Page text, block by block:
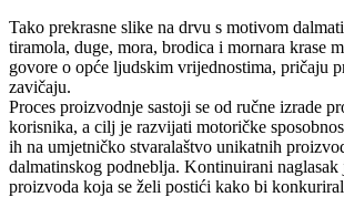
Tako prekrasne slike na drvu s motivom
tiramola, duge, mora, brodica i mornara krase
govore o opće ljudskim vrijednostima, pričaju
zavičaju.
Proces proizvodnje sastoji se od ručne izrade
korisnika, a cilj je razvijati motoričke
ih na umjetničko stvaralaštvo unikatnih
dalmatinskog podneblja. Kontinuirani naglasak
proizvoda koja se želi postići kako bi